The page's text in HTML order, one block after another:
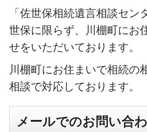
「佐世保相続遺言相談セ
世保に限らず、川棚町にお
せをいただいております。
川棚町にお住まいで相続の
相談で対応しております。
メールでのお問い合